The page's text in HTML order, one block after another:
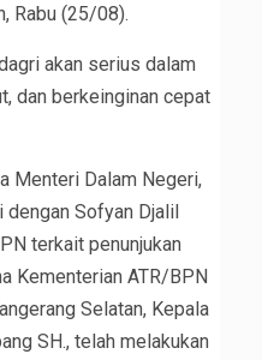
Rabu (25/08).
akan serius dalam
dan berkeinginan cepat
Menteri Dalam Negeri,
dengan Sofyan Djalil
terkait penunjukan
Kementerian ATR/BPN
Selatan, Kepala
SH., telah melakukan